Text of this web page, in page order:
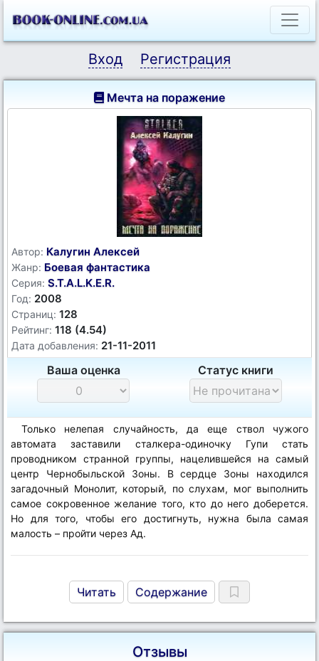
Вход Регистрация
Мечта на поражение
Автор: Калугин Алексей
Жанр: Боевая фантастика
Серия: S.T.A.L.K.E.R.
Год: 2008
Страниц: 128
Рейтинг: 118 (4.54)
Дата добавления: 21-11-2011
Ваша оценка Статус книги
Только нелепая случайность, да еще ствол чужого
автомата заставили сталкера-одиночку Гупи стать
проводником странной группы, нацелившейся на самый
центр Чернобыльской Зоны. В сердце Зоны находился
загадочный Монолит, который, по слухам, мог выполнить
самое сокровенное желание того, кто до него доберется.
Но для того, чтобы его достигнуть, нужна была самая
малость – пройти через Ад.
Читать Содержание
Отзывы